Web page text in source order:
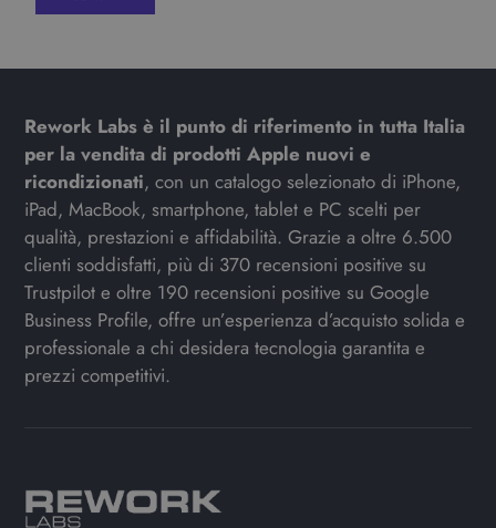
Rework Labs è il punto di riferimento in tutta Italia
per la vendita di prodotti Apple nuovi e
ricondizionati, con un catalogo selezionato di iPhone,
iPad, MacBook, smartphone, tablet e PC scelti per
qualità, prestazioni e affidabilità. Grazie a oltre 6.500
clienti soddisfatti, più di 370 recensioni positive su
Trustpilot e oltre 190 recensioni positive su Google
Business Profile, offre un’esperienza d’acquisto solida e
professionale a chi desidera tecnologia garantita e
prezzi competitivi.